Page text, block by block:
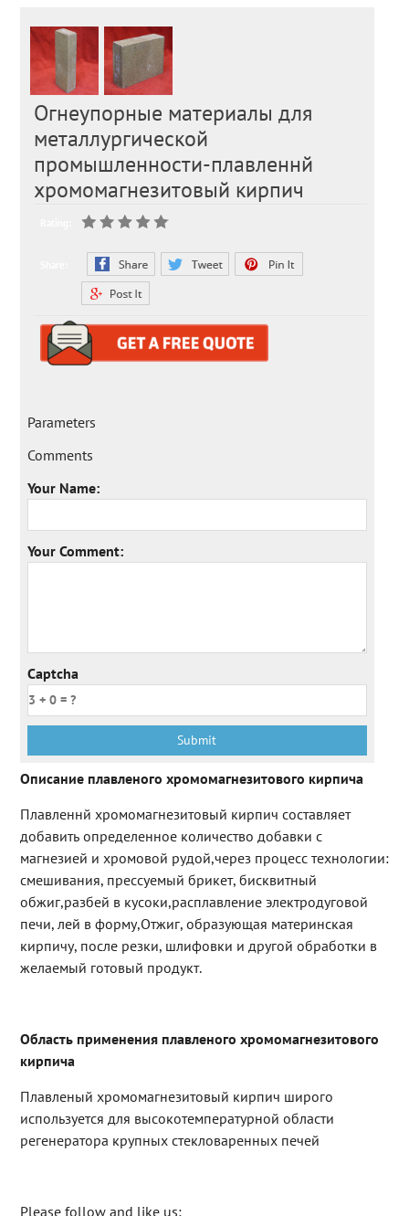
Огнеупорные материалы для
металлургической
промышленности-плавленнй
хромомагнезитовый кирпич
Parameters
Comments
Your Name:
Your Comment:
Captcha
Описание плавленого хромомагнезитового кирпича
Плавленнй хромомагнезитовый кирпич составляет
добавить определенное количество добавки с
магнезией и хромовой рудой,через процесс технологии:
смешивания, прессуемый брикет, бисквитный
обжиг,разбей в кусоки,расплавление электродуговой
печи, лей в форму,Отжиг, образующая материнская
кирпичу, после резки, шлифовки и другой обработки в
желаемый готовый продукт.
Область применения плавленого хромомагнезитового
кирпича
Плавленый хромомагнезитовый кирпич широго
используется для высокотемпературной области
регенератора крупных стекловаренных печей
Please follow and like us: